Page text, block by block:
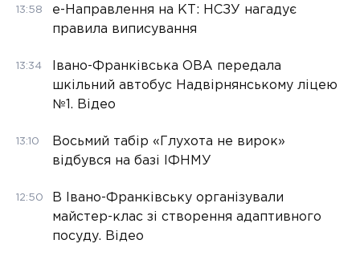
13:58
е-Направлення на КТ: НСЗУ нагадує
правила виписування
13:34
Івано-Франківська ОВА передала
шкільний автобус Надвірнянському ліцею
№1. Відео
13:10
Восьмий табір «Глухота не вирок»
відбувся на базі ІФНМУ
12:50
В Івано-Франківську організували
майстер-клас зі створення адаптивного
посуду. Відео